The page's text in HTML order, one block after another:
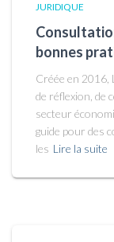
JURIDIQUE
bonnes
Créée en 2016,
de réflexion, de
secteur
guide pour des
les Lire la suite